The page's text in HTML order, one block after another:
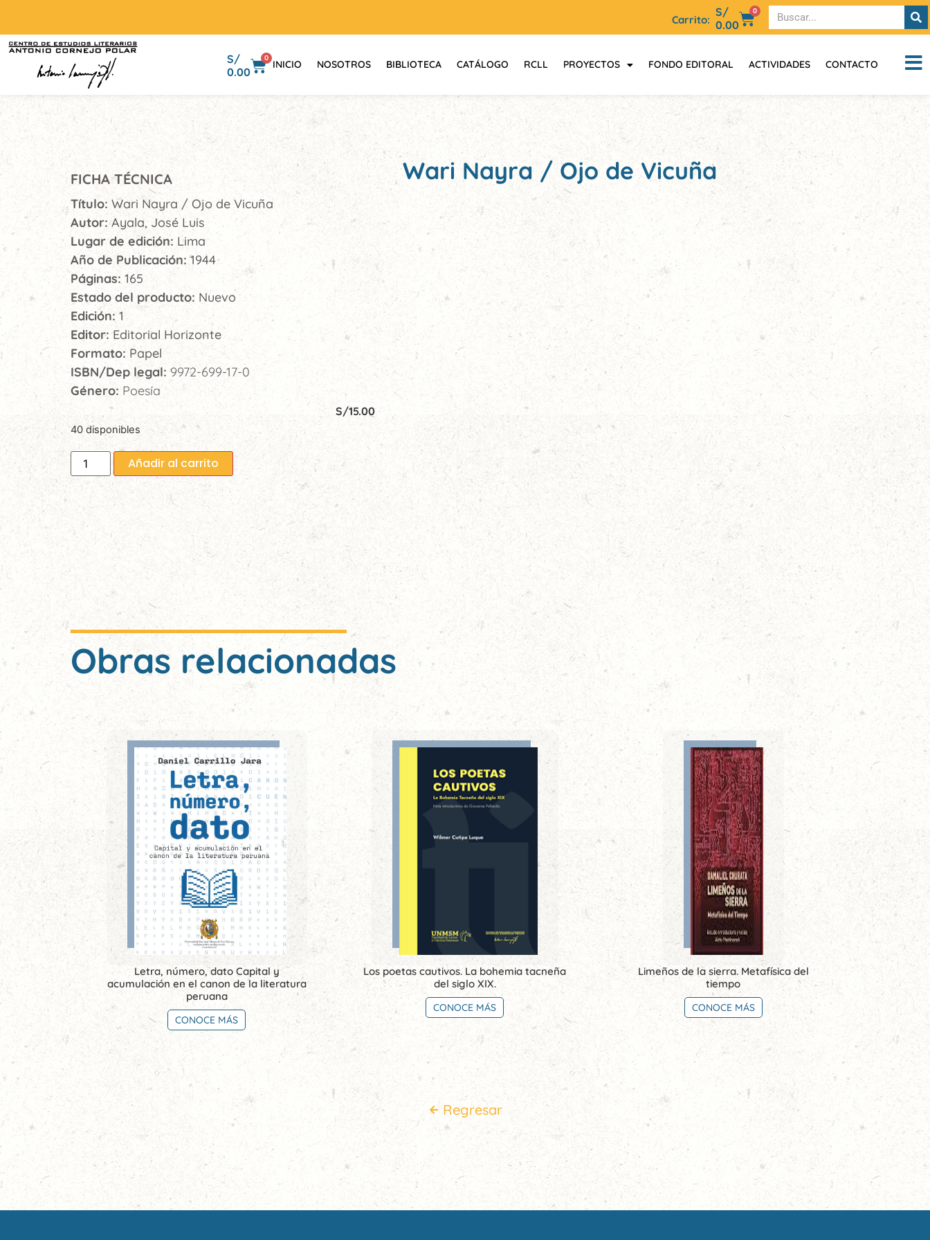
Carrito:
S/
0.00
0
S/
0.00
0
INICIO NOSOTROS BIBLIOTECA CATÁLOGO RCLL PROYECTOS FONDO EDITORAL ACTIVIDADES CONTACTO
FICHA TÉCNICA
Título: Wari Nayra / Ojo de Vicuña
Autor:Ayala, José Luis
Lugar de edición: Lima
Año de Publicación:1944
Páginas: 165
Estado del producto: Nuevo
Edición: 1
Editor:Editorial Horizonte
Formato: Papel
ISBN/Dep legal:9972-699-17-0
Género: Poesía
S/15.00
40 disponibles
Añadir al carrito
Wari Nayra / Ojo de Vicuña
Obras relacionadas
Letra, número, dato Capital y
acumulación en el canon de la literatura
peruana
CONOCE MÁS
Los poetas cautivos. La bohemia tacneña
del siglo XIX.
CONOCE MÁS
Limeños de la sierra. Metafísica del
tiempo
CONOCE MÁS
Regresar